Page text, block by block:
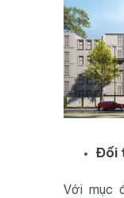
Đối
Với mục